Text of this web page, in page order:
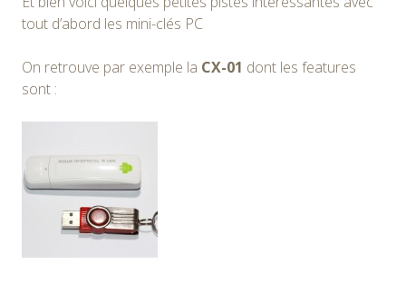
tout d’abord les mini-clés PC
On retrouve par exemple la CX-01 dont les features
sont :